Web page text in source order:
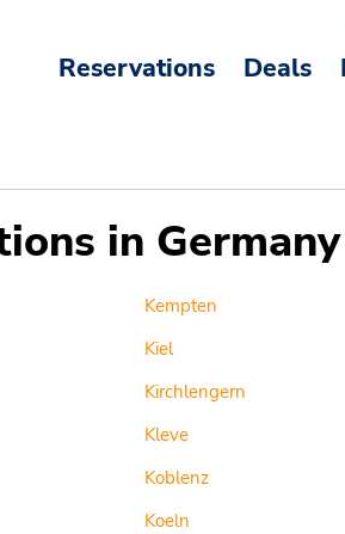
Reservations Deals
in Germany
Kempten
Kiel
Kirchlengern
Kleve
Koblenz
Koeln